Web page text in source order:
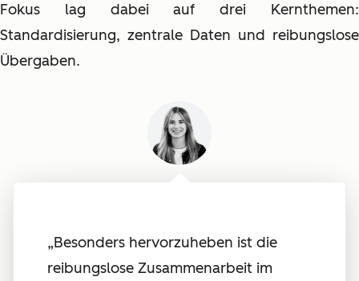
Fokus lag dabei auf drei Kernthemen:
Standardisierung, zentrale Daten und reibungslose
Übergaben.
„Besonders hervorzuheben ist die
reibungslose Zusammenarbeit im